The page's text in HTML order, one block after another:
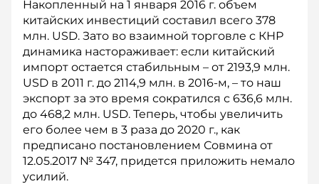
Накопленный на 1 января 2016 г. объем
китайских инвестиций составил всего 378
млн. USD. Зато во взаимной торговле с КНР
динамика настораживает: если китайский
импорт остается стабильным – от 2193,9 млн.
USD в 2011 г. до 2114,9 млн. в 2016-м, – то наш
экспорт за это время сократился с 636,6 млн.
до 468,2 млн. USD. Теперь, чтобы увеличить
его более чем в 3 раза до 2020 г., как
предписано постановлением Совмина от
12.05.2017 № 347, придется приложить немало
усилий.